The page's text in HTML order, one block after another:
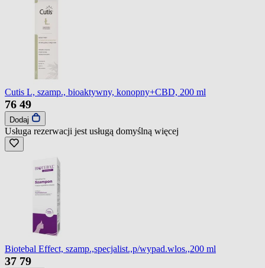
Cutis L, szamp., bioaktywny, konopny+CBD, 200 ml
76 49
Dodaj
Usługa rezerwacji jest usługą domyślną więcej
Biotebal Effect, szamp.,specjalist.,p/wypad.wlos.,200 ml
37 79